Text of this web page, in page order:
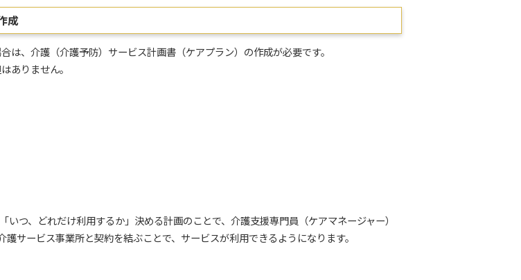
成
は、介護（介護予防）サービス計画書（ケアプラン）の作成が必要です。
ありません。
つ、どれだけ利用するか」決める計画のことで、介護支援専門員（ケアマネージャー）
サービス事業所と契約を結ぶことで、サービスが利用できるようになります。